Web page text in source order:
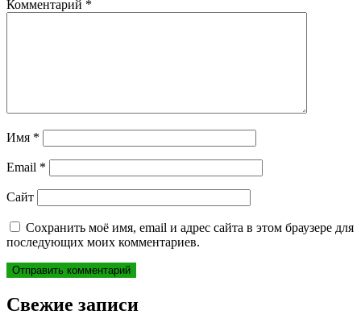
Комментарий *
Имя *
Email *
Сайт
Сохранить моё имя, email и адрес сайта в этом браузере для
последующих моих комментариев.
Свежие записи